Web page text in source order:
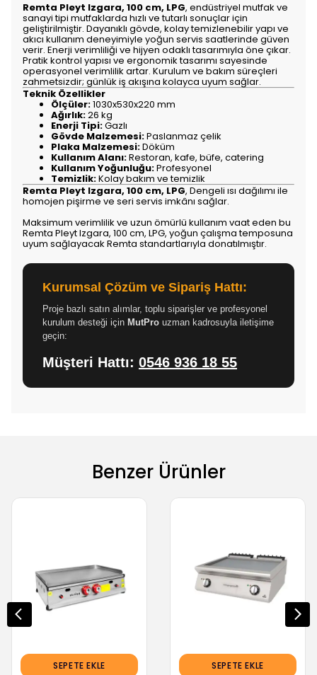
Remta Pleyt Izgara, 100 cm, LPG, endüstriyel mutfak ve
sanayi tipi mutfaklarda hızlı ve tutarlı sonuçlar için
geliştirilmiştir. Dayanıklı gövde, kolay temizlenebilir yapı ve
akıcı kullanım deneyimiyle yoğun servis saatlerinde güven
verir. Enerji verimliliği ve hijyen odaklı tasarımıyla öne çıkar.
Pratik kontrol yapısı ve ergonomik tasarımı sayesinde
operasyonel verimlilik artar. Kurulum ve bakım süreçleri
zahmetsizdir; günlük iş akışına kolayca uyum sağlar.
Teknik Özellikler
Ölçüler:1030x530x220 mm
Ağırlık:26 kg
Enerji Tipi:Gazlı
Gövde Malzemesi:Paslanmaz çelik
Plaka Malzemesi:Döküm
Kullanım Alanı:Restoran, kafe, büfe, catering
Kullanım Yoğunluğu:Profesyonel
Temizlik:Kolay bakım ve temizlik
Remta Pleyt Izgara, 100 cm, LPG, Dengeli ısı dağılımı ile
homojen pişirme ve seri servis imkânı sağlar.
Maksimum verimlilik ve uzun ömürlü kullanım vaat eden bu
Remta Pleyt Izgara, 100 cm, LPG, yoğun çalışma temposuna
uyum sağlayacak Remta standartlarıyla donatılmıştır.
Kurumsal Çözüm ve Sipariş Hattı:
Proje bazlı satın alımlar, toplu siparişler ve profesyonel
kurulum desteği için MutPro uzman kadrosuyla iletişime
geçin:
Müşteri Hattı: 0546 936 18 55
Benzer Ürünler
SEPETE EKLE SEPETE EKLE